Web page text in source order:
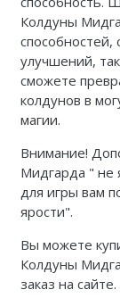
Колдуны
способностей,
улучшений,
сможете
колдунов в
магии.
Внимание!
Мидгарда " не
для игры вам
ярости".
Вы можете
Колдуны
заказ на сайте.